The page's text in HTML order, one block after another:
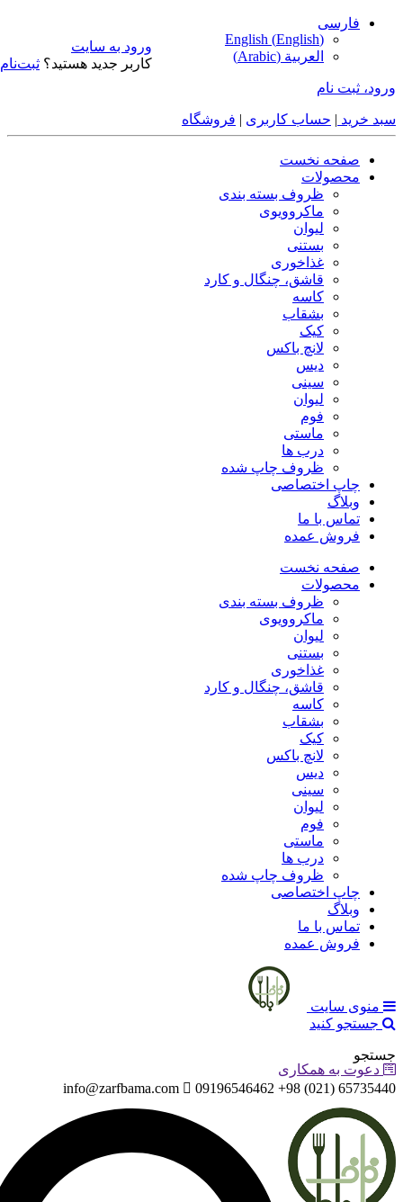
فارسی
English (English)
العربية (
Arabic
)
ورود، ثبت نام
سبد خرید | حساب کاربری | فروشگاه
صفحه نخست
محصولات
ظروف بسته بندی
ماکروویوی
لیوان
بستنی
غذاخوری
قاشق، چنگال و کارد
کاسه
بشقاب
کیک
لانچ باکس
دیس
سینی
لیوان
فوم
ماستی
درب ها
ظروف چاپ شده
چاپ اختصاصی
وبلاگ
تماس با ما
فروش عمده
صفحه نخست
محصولات
ظروف بسته بندی
ماکروویوی
لیوان
بستنی
غذاخوری
قاشق، چنگال و کارد
کاسه
بشقاب
کیک
لانچ باکس
دیس
سینی
لیوان
فوم
ماستی
درب ها
ظروف چاپ شده
چاپ اختصاصی
وبلاگ
تماس با ما
فروش عمده
منوی سایت
جستجو کنید
جستجو
دعوت به همکاری
65735440 (021) 98+ 09196546462
info@zarfbama.com
ورود به سایت
کاربر جدید هستید؟ ثبت‌نام